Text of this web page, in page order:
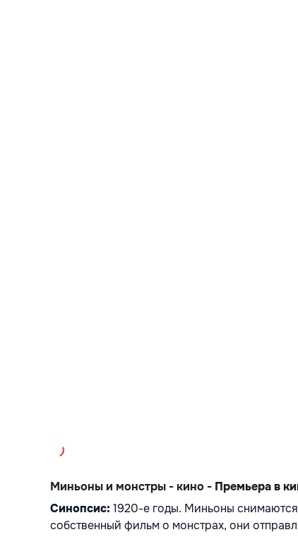
Миньоны и монстры - кино - Премьера в
Синопсис: 1920-е годы. Миньоны
собственный фильм о монстрах, они